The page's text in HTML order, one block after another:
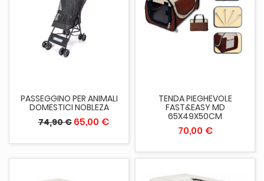
PASSEGGINO PER ANIMALI
DOMESTICI NOBLEZA
74,90 € 65,00 €
TENDA PIEGHEVOLE
FAST&EASY MD
65X49X50CM
70,00 €